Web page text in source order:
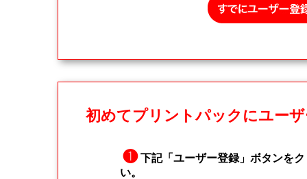
初めてプリントパックにユー
❶ 下記「ユーザー登録」ボタンを
い。